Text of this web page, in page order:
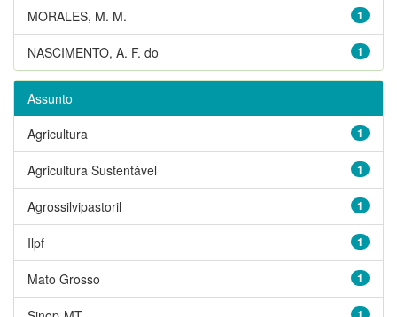
1
MORALES, M. M.
1
NASCIMENTO, A. F. do
Assunto
1
Agricultura
1
Agricultura Sustentável
1
Agrossilvipastoril
1
Ilpf
1
Mato Grosso